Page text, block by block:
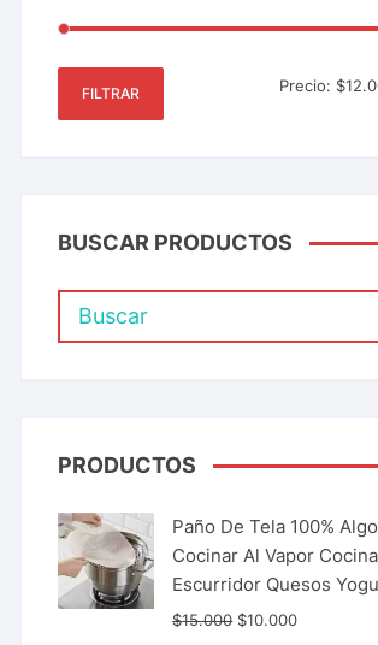
FILTRAR Precio:
BUSCAR PRODUCTOS
PRODUCTOS
Paño De Tela 100%
Cocinar Al Vapor
Escurridor Quesos
$15.000 $10.000